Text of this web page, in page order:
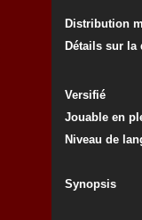
Distribution
Détails sur
Versifié
Jouable en
Niveau de
Synopsis